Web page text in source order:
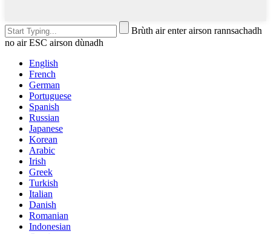
Brùth air enter airson rannsachadh
no air ESC airson dùnadh
English
French
German
Portuguese
Spanish
Russian
Japanese
Korean
Arabic
Irish
Greek
Turkish
Italian
Danish
Romanian
Indonesian